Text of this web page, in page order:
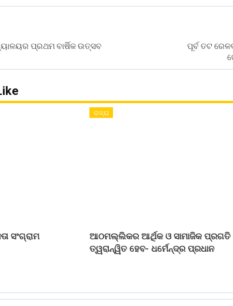
ପ୍ରଥମ ବାର୍ଷିକ ଉତ୍ସବ
ପୂର୍ବ ତଟ
ସଂଗ୍ରାମ
ରାଜ୍ୟ
ଆଠମଲ୍ଲିକର ଆର୍ଥିକ ଓ ସାମାଜିକ ପ୍ରଗତି
ତ୍ୱରାନ୍ୱିତ ହେବ- ଧର୍ମେନ୍ଦ୍ର ପ୍ରଧାନ